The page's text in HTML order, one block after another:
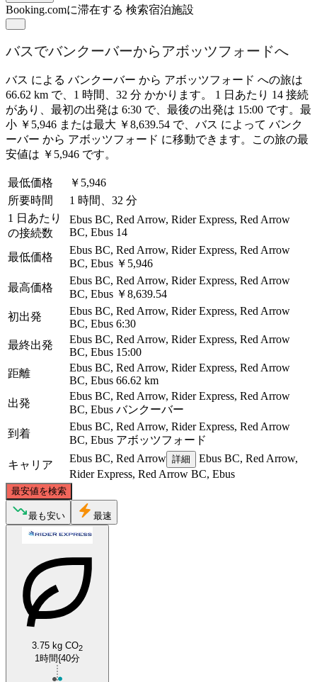
Booking.comに滞在する 検索宿泊施設
バスでバンクーバーからアボッツフォードへ
バス による バンクーバー から アボッツフォード への旅は
66.62 km で、1 時間、32 分 かかります。 1 日あたり 14 接続
があり、最初の出発は 6:30 で、最後の出発は 15:00 です。最
小 ￥5,946 または最大 ￥8,639.54 で、バス によって バンク
ーバー から アボッツフォード に移動できます。この旅の最
安値は ￥5,946 です。
最低価格
￥5,946
所要時間
1 時間、32 分
1 日あたり
の接続数
Ebus BC, Red Arrow, Rider Express, Red Arrow
BC, Ebus 14
最低価格
Ebus BC, Red Arrow, Rider Express, Red Arrow
BC, Ebus ￥5,946
最高価格
Ebus BC, Red Arrow, Rider Express, Red Arrow
BC, Ebus ￥8,639.54
初出発
Ebus BC, Red Arrow, Rider Express, Red Arrow
BC, Ebus 6:30
最終出発
Ebus BC, Red Arrow, Rider Express, Red Arrow
BC, Ebus 15:00
距離
Ebus BC, Red Arrow, Rider Express, Red Arrow
BC, Ebus 66.62 km
出発
Ebus BC, Red Arrow, Rider Express, Red Arrow
BC, Ebus バンクーバー
到着
Ebus BC, Red Arrow, Rider Express, Red Arrow
BC, Ebus アボッツフォード
キャリア
Ebus BC, Red Arrow 詳細
Ebus BC, Red Arrow,
Rider Express, Red Arrow BC, Ebus
最安値を検索
OpenStreetMap
最も安い 最速
3.75 kg CO2
1時間{40分